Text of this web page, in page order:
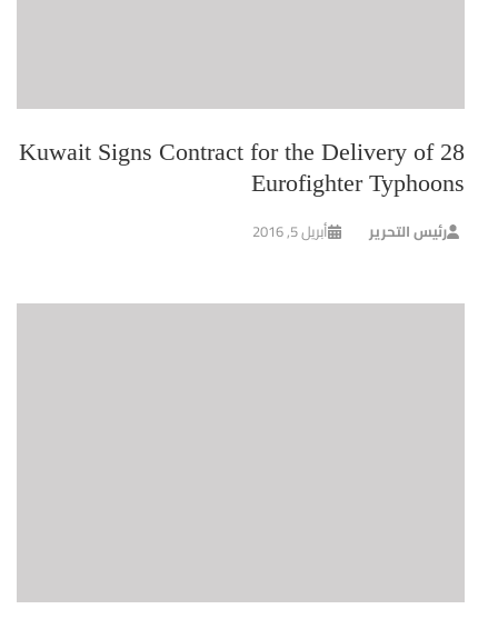
Kuwait Signs Contract for the Delivery of 28
Eurofighter Typhoons
رئيس التحرير أبريل 5, 2016